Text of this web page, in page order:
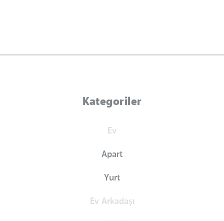
Kategoriler
Ev
Apart
Yurt
Ev Arkadaşı